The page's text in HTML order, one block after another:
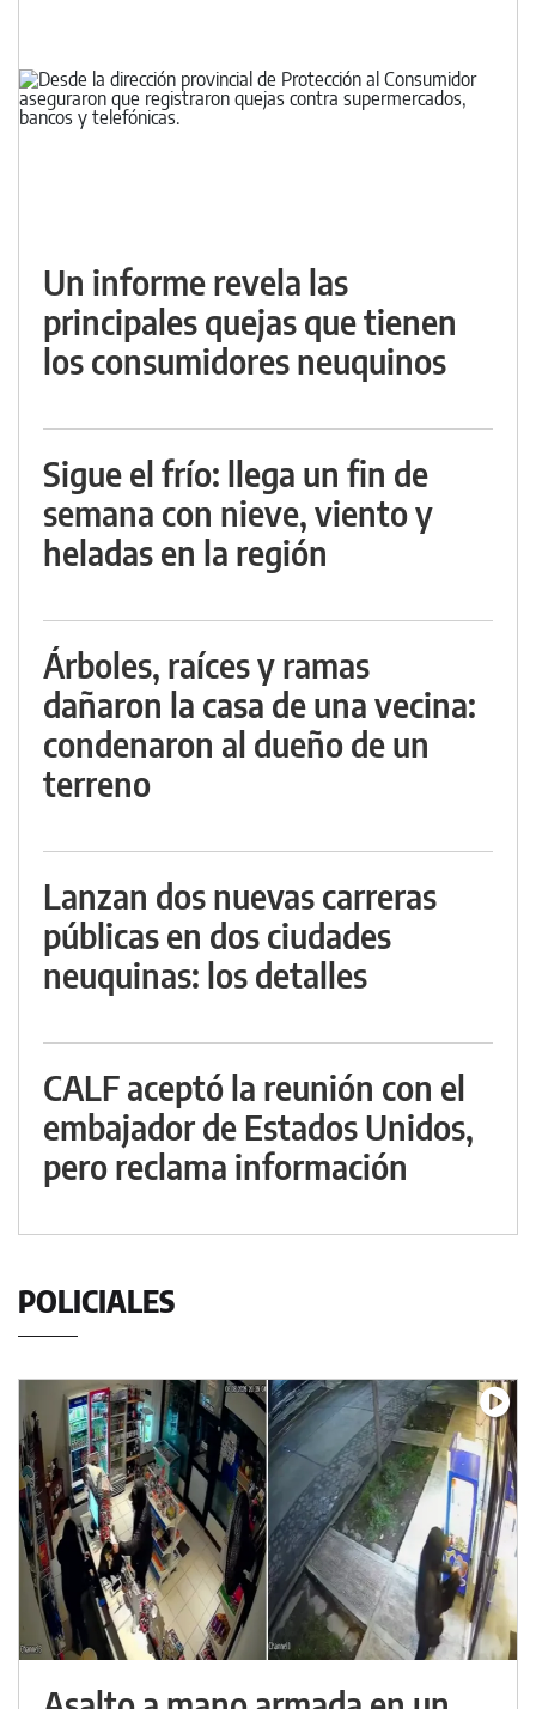
Un informe revela las
principales quejas que tienen
los consumidores neuquinos
Sigue el frío: llega un fin de
semana con nieve, viento y
heladas en la región
Árboles, raíces y ramas
dañaron la casa de una vecina:
condenaron al dueño de un
terreno
Lanzan dos nuevas carreras
públicas en dos ciudades
neuquinas: los detalles
CALF aceptó la reunión con el
embajador de Estados Unidos,
pero reclama información
POLICIALES